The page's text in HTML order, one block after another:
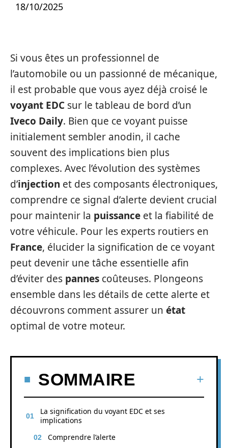
18/10/2025
Si vous êtes un professionnel de
l’automobile ou un passionné de mécanique,
il est probable que vous ayez déjà croisé le
voyant EDC sur le tableau de bord d’un
Iveco Daily. Bien que ce voyant puisse
initialement sembler anodin, il cache
souvent des implications bien plus
complexes. Avec l’évolution des systèmes
d’injection et des composants électroniques,
comprendre ce signal d’alerte devient crucial
pour maintenir la puissance et la fiabilité de
votre véhicule. Pour les experts routiers en
France, élucider la signification de ce voyant
peut devenir une tâche essentielle afin
d’éviter des pannes coûteuses. Plongeons
ensemble dans les détails de cette alerte et
découvrons comment assurer un état
optimal de votre moteur.
SOMMAIRE
La signification du voyant EDC et ses
implications
Comprendre l’alerte